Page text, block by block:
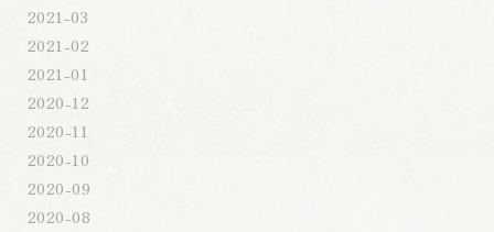
2021-03
2021-02
2021-01
2020-12
2020-11
2020-10
2020-09
2020-08